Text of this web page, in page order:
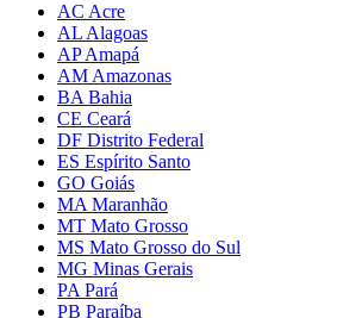
AC Acre
AL Alagoas
AP Amapá
AM Amazonas
BA Bahia
CE Ceará
DF Distrito Federal
ES Espírito Santo
GO Goiás
MA Maranhão
MT Mato Grosso
MS Mato Grosso do Sul
MG Minas Gerais
PA Pará
PB Paraíba